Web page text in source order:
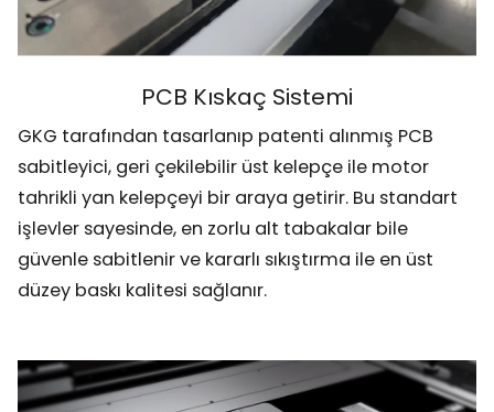
PCB Kıskaç Sistemi
GKG tarafından tasarlanıp patenti alınmış PCB
sabitleyici, geri çekilebilir üst kelepçe ile motor
tahrikli yan kelepçeyi bir araya getirir. Bu standart
işlevler sayesinde, en zorlu alt tabakalar bile
güvenle sabitlenir ve kararlı sıkıştırma ile en üst
düzey baskı kalitesi sağlanır.